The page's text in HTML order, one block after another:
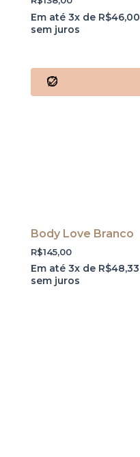
Em até 3x de R$46,00
sem juros
Body Love Branco
R$145,00
Em até 3x de R$48,33
sem juros